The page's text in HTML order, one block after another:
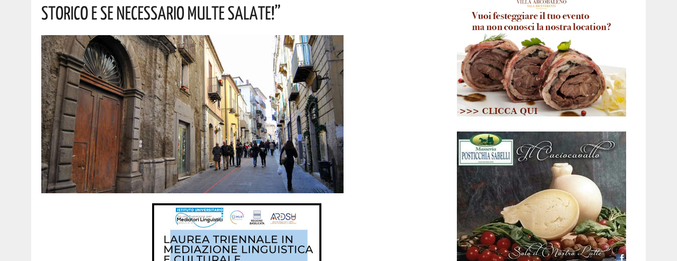
7 AGOSTO 2026 BENZINA ANNACQUATA E GASOLIO SPORCO, UN IMPIANTO SU CINQUE NON È IN REGOLA: “IL PROBLEMA RIGUARDA L’INTERO TERRITORIO NAZIONALE”! I DETTAGLI
STORICO E SE NECESSARIO MULTE SALATE!”